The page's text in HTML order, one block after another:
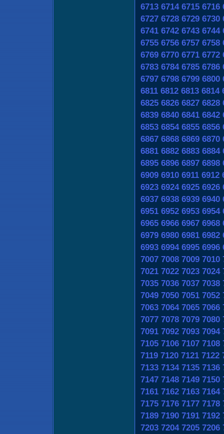
6713 6714 6715 6716
6727 6728 6729 6730
6741 6742 6743 6744
6755 6756 6757 6758
6769 6770 6771 6772
6783 6784 6785 6786
6797 6798 6799 6800
6811 6812 6813 6814
6825 6826 6827 6828
6839 6840 6841 6842
6853 6854 6855 6856
6867 6868 6869 6870
6881 6882 6883 6884
6895 6896 6897 6898
6909 6910 6911 6912
6923 6924 6925 6926
6937 6938 6939 6940
6951 6952 6953 6954
6965 6966 6967 6968
6979 6980 6981 6982
6993 6994 6995 6996
7007 7008 7009 7010
7021 7022 7023 7024
7035 7036 7037 7038
7049 7050 7051 7052
7063 7064 7065 7066
7077 7078 7079 7080
7091 7092 7093 7094
7105 7106 7107 7108
7119 7120 7121 7122
7133 7134 7135 7136
7147 7148 7149 7150
7161 7162 7163 7164
7175 7176 7177 7178
7189 7190 7191 7192
7203 7204 7205 7206